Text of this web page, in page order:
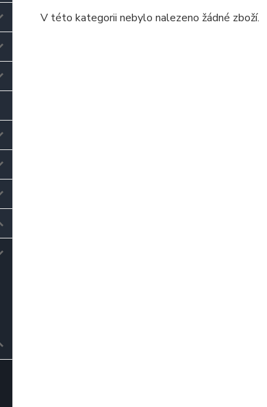
V této kategorii nebylo nalezeno žádné zboží.